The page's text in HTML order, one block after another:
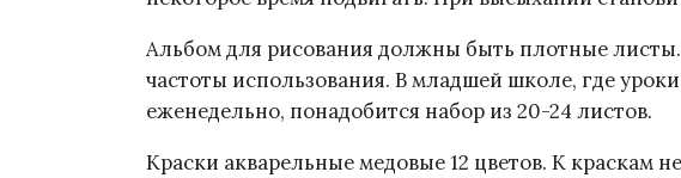
Альбом для рисования должны быть плотные
частоты использования. В младшей школе, где
еженедельно, понадобится набор из 20-24 листов.
Краски акварельные медовые 12 цветов. К краскам